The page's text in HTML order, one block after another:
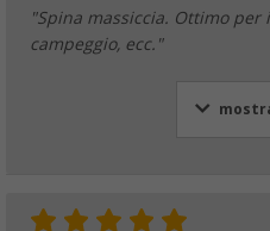
"Spina massiccia. Ottimo
campeggio, ecc."